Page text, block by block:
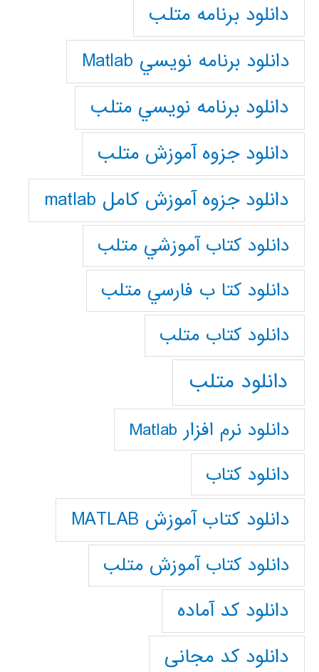
دانلود برنامه متلب
دانلود برنامه نويسي Matlab
دانلود برنامه نويسي متلب
دانلود جزوه آموزش متلب
دانلود جزوه آموزش کامل matlab
دانلود كتاب آموزشي متلب
دانلود كتا ب فارسي متلب
دانلود كتاب متلب
دانلود متلب
دانلود نرم افزار Matlab
دانلود کتاب
دانلود کتاب آموزش MATLAB
دانلود کتاب آموزش متلب
دانلود کد آماده
دانلود کد مجانی